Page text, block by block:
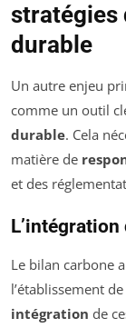
stratégies
durable
Un autre enjeu
comme un outil
durable. Cela
matière de
et des
Le bilan carbone
l’établissement
intégration de